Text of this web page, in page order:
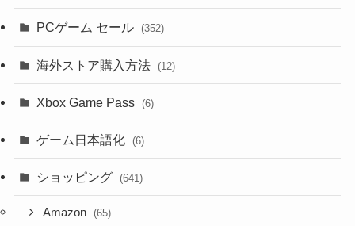
PCゲーム セール (352)
海外ストア購入方法 (12)
Xbox Game Pass (6)
ゲーム日本語化 (6)
ショッピング (641)
Amazon (65)